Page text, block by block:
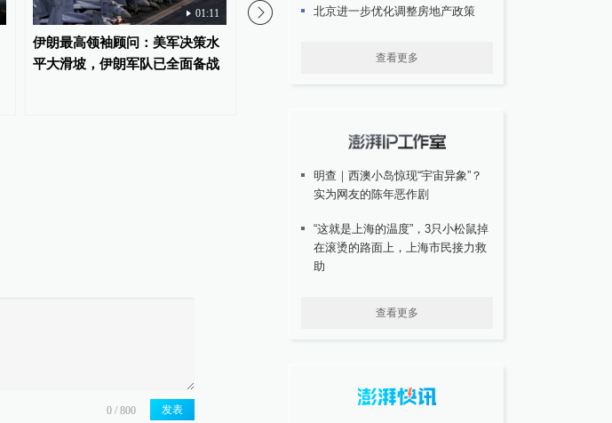
01:11
伊朗最高领袖顾问：美军决策水
平大滑坡，伊朗军队已全面备战
发表
北京进一步优化调整房地产政策
查看更多
明查｜西澳小岛惊现“宇宙异象”？
实为网友的陈年恶作剧
“这就是上海的温度”，3只小松鼠掉
在滚烫的路面上，上海市民接力救
助
查看更多